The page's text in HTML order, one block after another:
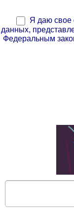
Я даю свое
данных,
Федеральным